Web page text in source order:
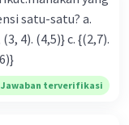
46,8 kg.
Jawaban terverifikasi